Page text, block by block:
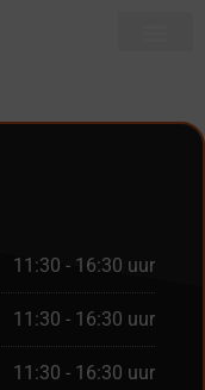
11:30 - 16:30 uur
11:30 - 16:30 uur
11:30 - 16:30 uur